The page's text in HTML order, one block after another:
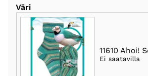
Väri
11610 Ahoi!
Ei saatavilla